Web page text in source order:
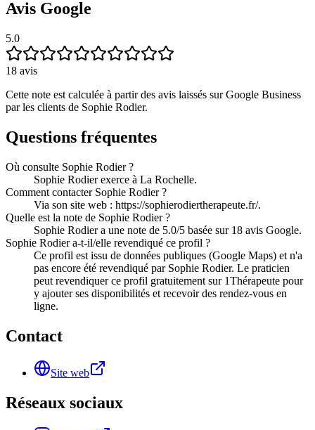
Avis Google
5.0
18 avis
Cette note est calculée à partir des avis laissés sur Google Business
par les clients de Sophie Rodier.
Questions fréquentes
Où consulte Sophie Rodier ?
Sophie Rodier exerce à La Rochelle.
Comment contacter Sophie Rodier ?
Via son site web : https://sophierodiertherapeute.fr/.
Quelle est la note de Sophie Rodier ?
Sophie Rodier a une note de 5.0/5 basée sur 18 avis Google.
Sophie Rodier a-t-il/elle revendiqué ce profil ?
Ce profil est issu de données publiques (Google Maps) et n'a
pas encore été revendiqué par Sophie Rodier. Le praticien
peut revendiquer ce profil gratuitement sur 1Thérapeute pour
y ajouter ses disponibilités et recevoir des rendez-vous en
ligne.
Contact
Site web
Réseaux sociaux